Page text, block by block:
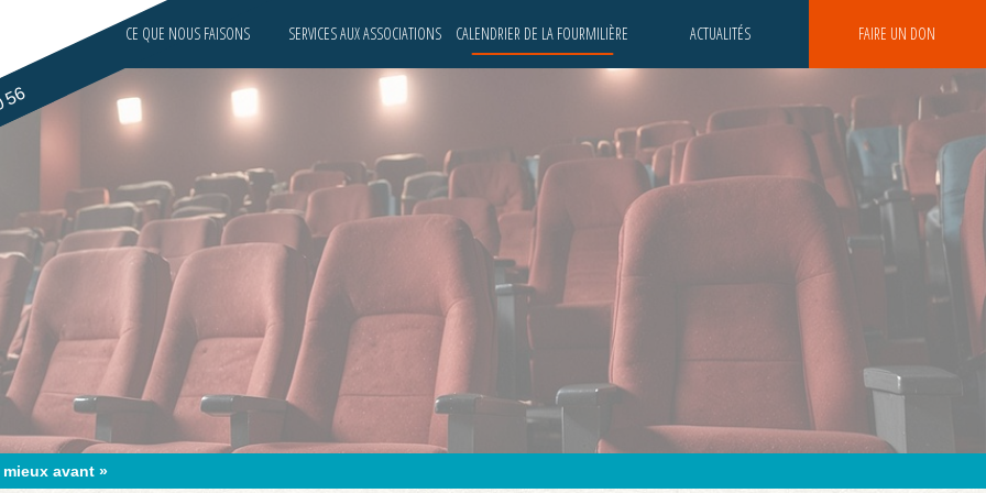
CE QUE NOUS FAISONS SERVICES AUX ASSOCIATIONS CALENDRIER DE LA FOURMILIÈRE ACTUALITÉS FAIRE UN DON
mieux avant »